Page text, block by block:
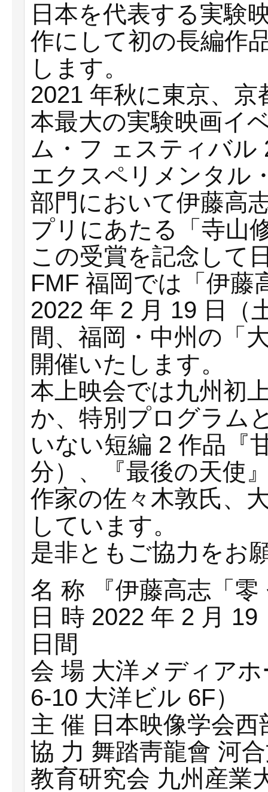
⽇本を代表する実験
作にして初の⻑編作
します。
2021 年秋に東京、
本最⼤の実験映画イ
ム・フ ェスティバル
エクスペリメンタル
部⾨において伊藤⾼
プリにあたる「寺⼭
この受賞を記念して
FMF 福岡では「伊藤
2022 年 2 ⽉ 19 ⽇（
間、福岡・中州の「
開催いたします。
本上映会では九州初
か、特別プログラム
いない短編 2 作品『
分）、『最後の天使
作家の佐々⽊敦⽒、
しています。
是⾮ともご協⼒をお
名 称 『伊藤⾼志「
⽇ 時 2022 年 2 ⽉
⽇間
会 場 ⼤洋メディア
6-10 ⼤洋ビル 6F）
主 催 ⽇本映像学会
協 ⼒ 舞踏⾭⿓會 河
教育研究会 九州産業